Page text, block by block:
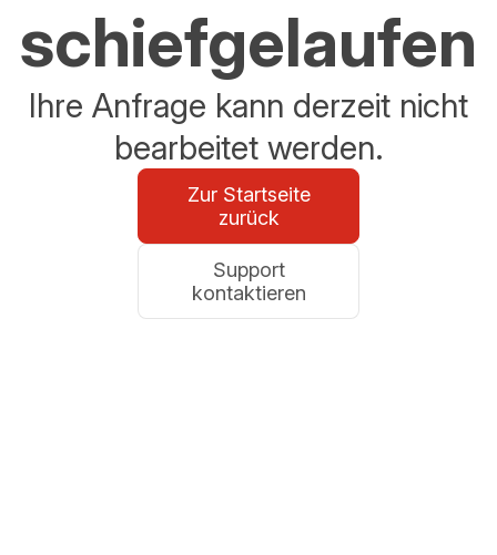
schiefgelaufen
Ihre Anfrage kann derzeit nicht
bearbeitet werden.
Zur Startseite
zurück
Support
kontaktieren